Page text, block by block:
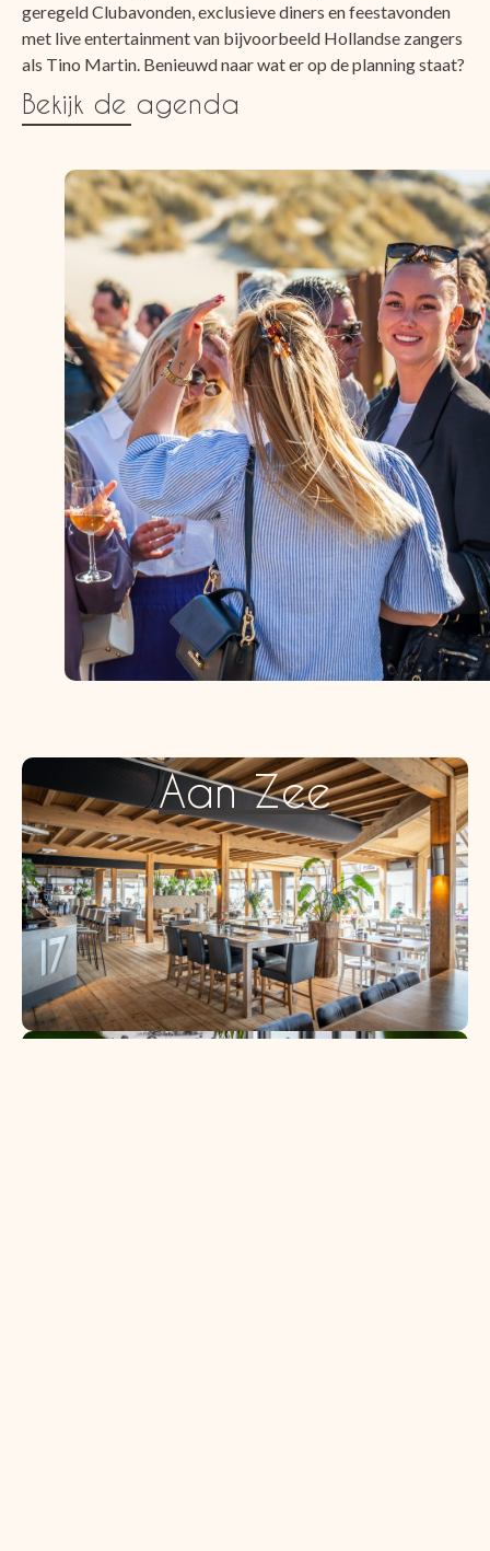
geregeld Clubavonden, exclusieve diners en feestavonden
met live entertainment van bijvoorbeeld Hollandse zangers
als Tino Martin. Benieuwd naar wat er op de planning staat?
Bekijk de agenda
Aan Zee